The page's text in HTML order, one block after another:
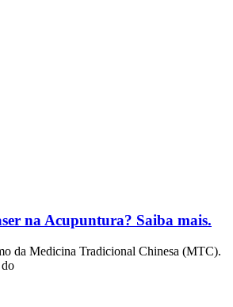
na Acupuntura? Saiba mais.
da Medicina Tradicional Chinesa (MTC).